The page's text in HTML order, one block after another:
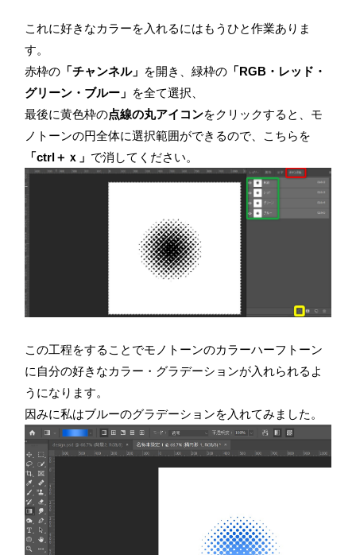
これに好きなカラーを入れるにはもうひと作業ありま
す。
赤枠の 「チャンネル」 を開き、緑枠の 「RGB・レッド・
グリーン・ブルー」 を全て選択、
最後に黄色枠の点線の丸アイコンをクリックすると、モ
ノトーンの円全体に選択範囲ができるので、こちらを
「ctrl＋ｘ」 で消してください。
この工程をすることでモノトーンのカラーハーフトーン
に自分の好きなカラー・グラデーションが入れられるよ
うになります。
因みに私はブルーのグラデーションを入れてみました。